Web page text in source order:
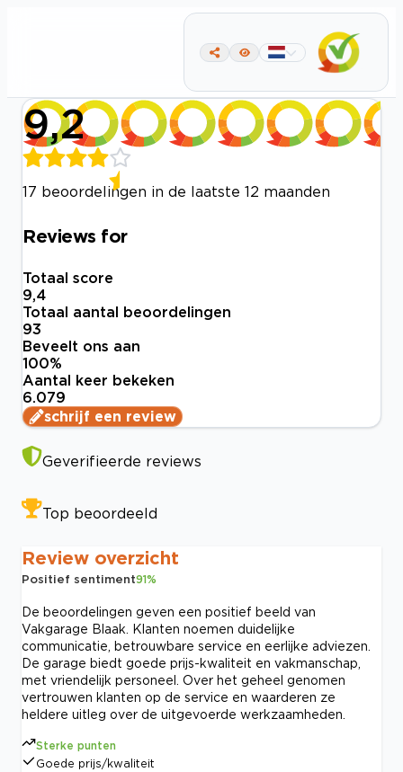
9,2
17 beoordelingen in de laatste 12 maanden
Reviews for
Totaal score
9,4
Totaal aantal beoordelingen
93
Beveelt ons aan
100%
Aantal keer bekeken
6.079
schrijf een review
Geverifieerde reviews
Top beoordeeld
Review overzicht
Positief sentiment91%
De beoordelingen geven een positief beeld van
Vakgarage Blaak. Klanten noemen duidelijke
communicatie, betrouwbare service en eerlijke adviezen.
De garage biedt goede prijs-kwaliteit en vakmanschap,
met vriendelijk personeel. Over het geheel genomen
vertrouwen klanten op de service en waarderen ze
heldere uitleg over de uitgevoerde werkzaamheden.
Sterke punten
Goede prijs/kwaliteit